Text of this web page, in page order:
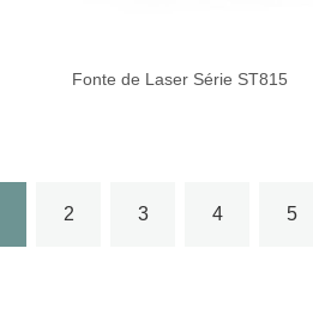
Fonte de Laser Série ST815
2 3 4 5